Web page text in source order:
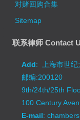
对赌回购合集
Sitemap
联系律师 Contact
Add: 上海市世纪
邮编:200120
9th/24th/25th
100 Century
E-mail: